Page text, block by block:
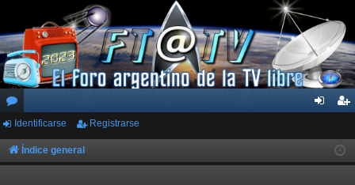
or
os ist
Identificarse Registrarse
Índice general